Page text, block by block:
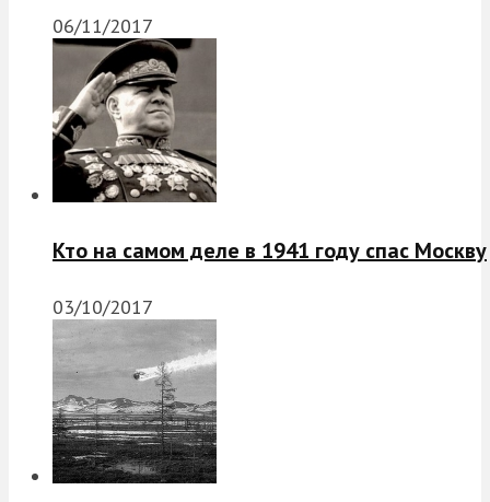
06/11/2017
Кто на самом деле в 1941 году спас Москву
03/10/2017